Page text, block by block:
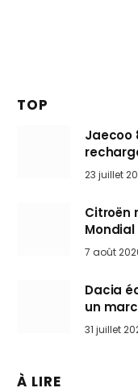
TOP
Jaecoo
arrive
23 juillet
Citroën
Mini
7 août
Dacia
un
31 juillet
À LIRE